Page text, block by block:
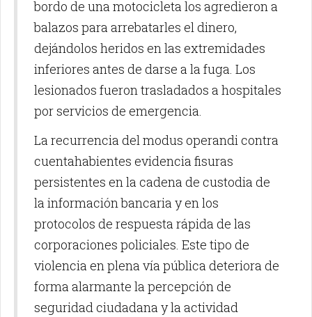
bordo de una motocicleta los agredieron a
balazos para arrebatarles el dinero,
dejándolos heridos en las extremidades
inferiores antes de darse a la fuga. Los
lesionados fueron trasladados a hospitales
por servicios de emergencia.
La recurrencia del modus operandi contra
cuentahabientes evidencia fisuras
persistentes en la cadena de custodia de
la información bancaria y en los
protocolos de respuesta rápida de las
corporaciones policiales. Este tipo de
violencia en plena vía pública deteriora de
forma alarmante la percepción de
seguridad ciudadana y la actividad